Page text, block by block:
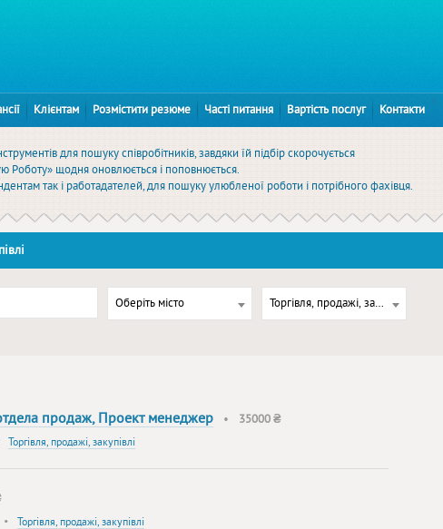
Клієнтам Розмістити резюме Часті питання Вартість послуг Контакти
для пошуку співробітників, завдяки їй підбір скорочується
Роботу» щодня оновлюється і поповнюється.
так і работадателей, для пошуку улюбленої роботи і потрібного фахівця.
Оберіть місто Торгівля, продажі, закупівлі
продаж, Проект менеджер • 35000 ₴
Торгівля, продажі, закупівлі
•Торгівля, продажі, закупівлі